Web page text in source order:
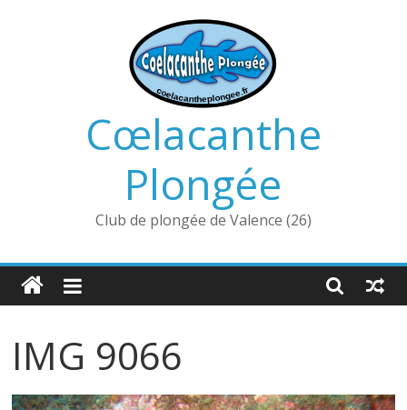
Cœlacanthe
Plongée
Club de plongée de Valence (26)
IMG 9066